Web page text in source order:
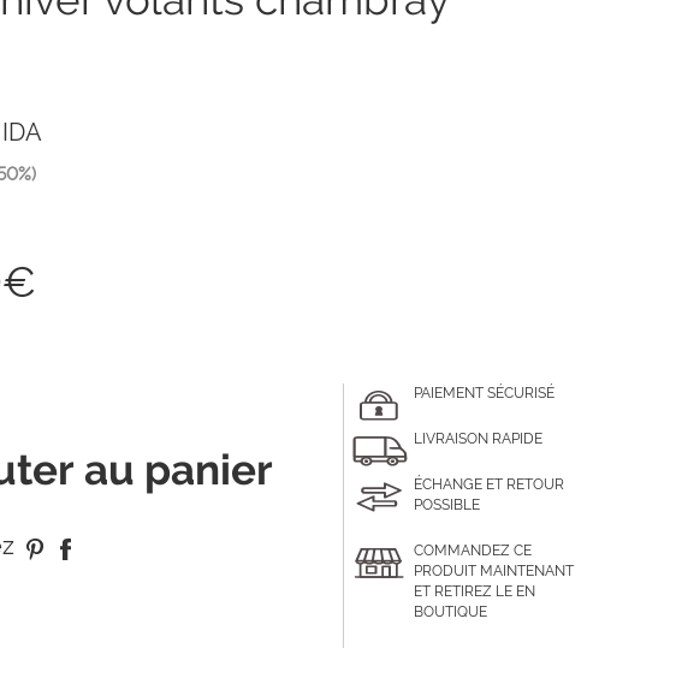
au panier
PAIEMENT SÉCURISÉ
LIVRAISON RAPIDE
ÉCHANGE ET RETOUR
POSSIBLE
COMMANDEZ CE
PRODUIT MAINTENANT
ET RETIREZ LE EN
BOUTIQUE